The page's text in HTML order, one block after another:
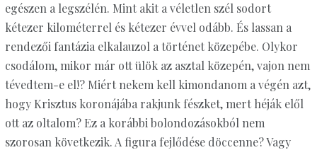
egészen a legszélén. Mint akit a véletlen szél sodort
kétezer kilométerrel és kétezer évvel odább. És lassan a
rendezői fantázia elkalauzol a történet közepébe. Olykor
csodálom, mikor már ott ülök az asztal közepén, vajon nem
tévedtem-e el!? Miért nekem kell kimondanom a végén azt,
hogy Krisztus koronájába rakjunk fészket, mert héják elől
ott az oltalom? Ez a korábbi bolondozásokból nem
szorosan következik. A figura fejlődése döccenne? Vagy